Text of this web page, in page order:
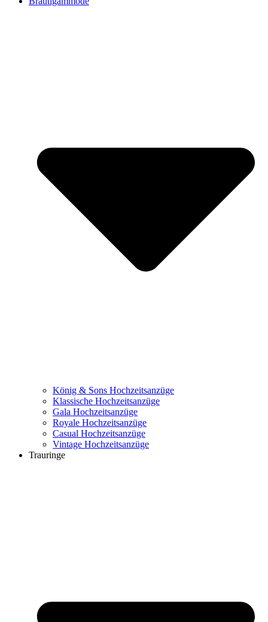
König & Sons Hochzeitsanzüge
Klassische Hochzeitsanzüge
Gala Hochzeitsanzüge
Royale Hochzeitsanzüge
Casual Hochzeitsanzüge
Vintage Hochzeitsanzüge
Trauringe